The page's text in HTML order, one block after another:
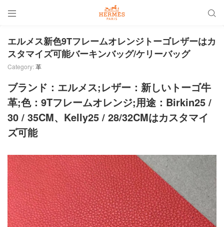
 
エルメス新色9Tフレームオレンジトーゴレザーはカ
スタマイズ可能バーキンバッグ/ケリーバッグ
Category:革
ブランド：エルメス;レザー：新しいトーゴ牛
革;色：9Tフレームオレンジ;用途：Birkin25 /
30 / 35CM、Kelly25 / 28/32CMはカスタマイ
ズ可能